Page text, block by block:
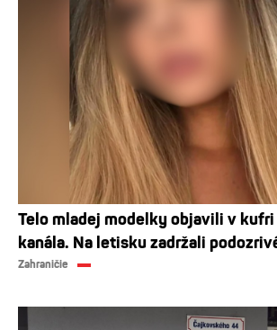
Telo mladej modelky objavili v kufri
kanála. Na letisku zadržali
Zahraničie